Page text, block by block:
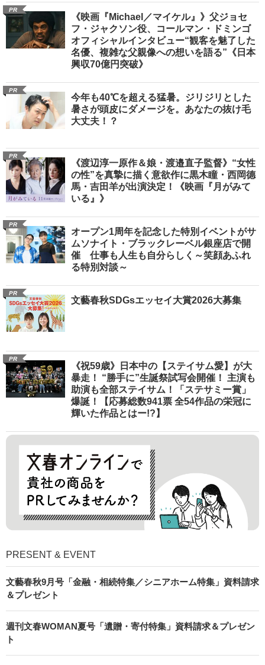
PR
《映画『Michael／マイケル』》父ジョセ
フ・ジャクソン役、コールマン・ドミンゴ
オフィシャルインタビュー“観客を魅了した
名優、複雑な父親像への想いを語る”《日本
興収70億円突破》
PR
今年も40℃を超える猛暑。ジリジリとした
暑さが頭皮にダメージを。あなたの抜け毛
大丈夫！？
PR
《渡辺淳一原作＆娘・渡邉直子監督》“女性
の性”を真摯に描く意欲作に黒木瞳・西岡德
馬・吉田羊が出演決定！《映画『月がみて
いる』》
PR
オープン1周年を記念した特別イベントがサ
ムソナイト・ブラックレーベル銀座店で開
催 仕事も人生も自分らしく～笑顔あふれ
る特別対談～
PR
文藝春秋SDGsエッセイ大賞2026大募集
PR
《祝59歳》日本中の【ステイサム愛】が大
暴走！ “勝手に”生誕祭試写会開催！ 主演も
助演も全部ステイサム！「ステサミー賞」
爆誕！【応募総数941票 全54作品の栄冠に
輝いた作品とはー!?】
PRESENT & EVENT
文藝春秋9月号「金融・相続特集／シニアホーム特集」資料請求
＆プレゼント
週刊文春WOMAN夏号「遺贈・寄付特集」資料請求＆プレゼン
ト